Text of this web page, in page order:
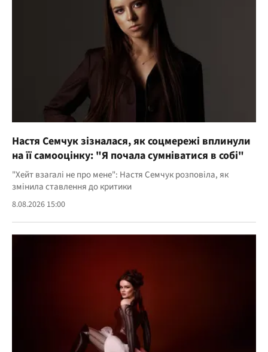
Настя Семчук зізналася, як соцмережі вплинули
на її самооцінку: "Я почала сумніватися в собі"
"Хейт взагалі не про мене": Настя Семчук розповіла, як
змінила ставлення до критики
8.08.2026 15:00